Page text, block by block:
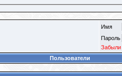
Имя
Пароль
Забыли
Пользователи